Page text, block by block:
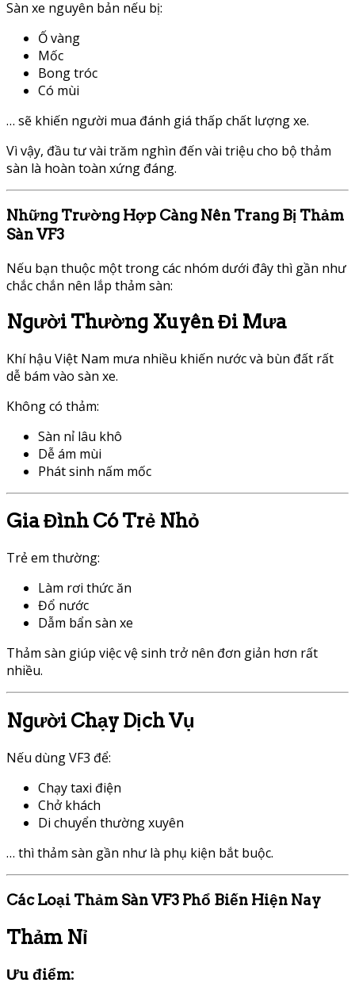
Sàn xe nguyên bản nếu bị:
Ố vàng
Mốc
Bong tróc
Có mùi
… sẽ khiến người mua đánh giá thấp chất lượng xe.
Vì vậy, đầu tư vài trăm nghìn đến vài triệu cho bộ thảm
sàn là hoàn toàn xứng đáng.
Những Trường Hợp Càng Nên Trang Bị Thảm
Sàn VF3
Nếu bạn thuộc một trong các nhóm dưới đây thì gần như
chắc chắn nên lắp thảm sàn:
Người Thường Xuyên Đi Mưa
Khí hậu Việt Nam mưa nhiều khiến nước và bùn đất rất
dễ bám vào sàn xe.
Không có thảm:
Sàn nỉ lâu khô
Dễ ám mùi
Phát sinh nấm mốc
Gia Đình Có Trẻ Nhỏ
Trẻ em thường:
Làm rơi thức ăn
Đổ nước
Dẫm bẩn sàn xe
Thảm sàn giúp việc vệ sinh trở nên đơn giản hơn rất
nhiều.
Người Chạy Dịch Vụ
Nếu dùng VF3 để:
Chạy taxi điện
Chở khách
Di chuyển thường xuyên
… thì thảm sàn gần như là phụ kiện bắt buộc.
Các Loại Thảm Sàn VF3 Phổ Biến Hiện Nay
Thảm Nỉ
Ưu điểm: